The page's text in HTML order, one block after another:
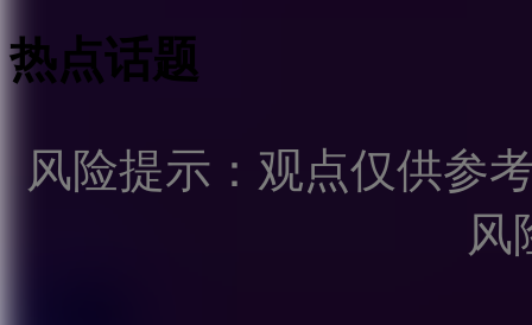
热点话题
风险提示：观点仅供参
风